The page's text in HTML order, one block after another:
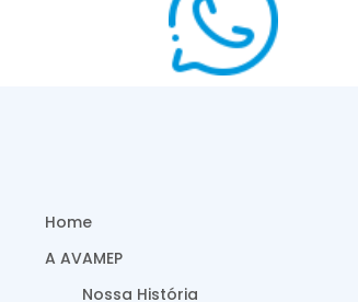
Home
A AVAMEP
Nossa História